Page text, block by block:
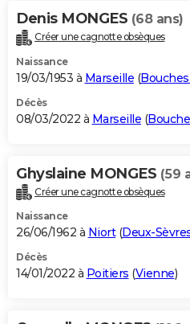
Denis MONGES (68 ans)
Créer une cagnotte obsèques
Naissance
19/03/1953 à Marseille (
Décès
08/03/2022 à Marseille (
Ghyslaine MONGES (59
Créer une cagnotte obsèques
Naissance
26/06/1962 à Niort(Deux-
Décès
14/01/2022 à Poitiers (Vienne)